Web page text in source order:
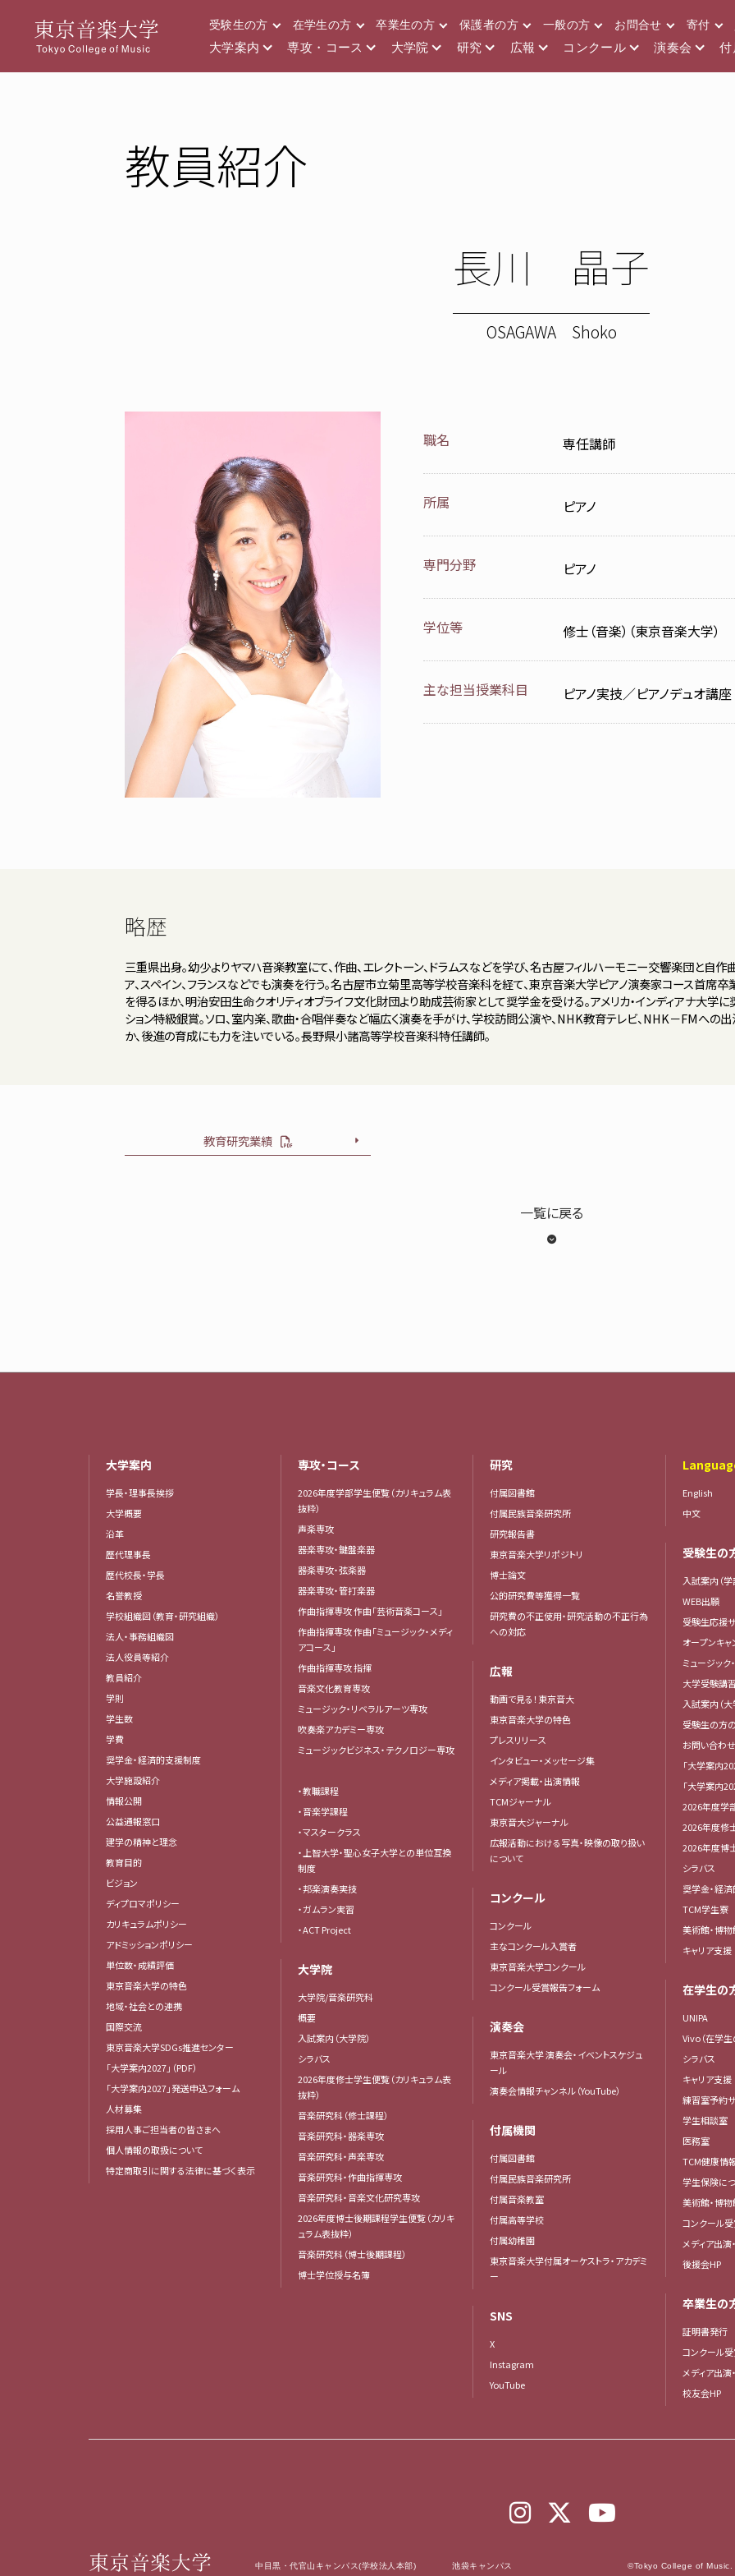
受験生の方 在学生の方 卒業生の方 保護者の方 一般の方 お問合せ 寄付
大学案内 専攻・コース 大学院 研究 広報 コンクール 演奏会 付
教員紹介
長川 晶子
OSAGAWA Shoko
職名 専任講師
所属 ピアノ
専門分野 ピアノ
学位等 修士（音楽）（東京音楽大学）
主な担当授業科目 ピアノ実技／ピアノデュオ講座
略歴
三重県出身。幼少よりヤマハ音楽教室にて、作曲、エレクトーン、ドラムスなどを学び、名古屋フィルハーモニー交響楽団と自
ア、スペイン、フランスなどでも演奏を行う。名古屋市立菊里高等学校音楽科を経て、東京音楽大学ピアノ演奏家コース首席
を得るほか、明治安田生命クオリティオブライフ文化財団より助成芸術家として奨学金を受ける。アメリカ・インディアナ大学に
ション特級銀賞。ソロ、室内楽、歌曲・合唱伴奏など幅広く演奏を手がけ、学校訪問公演や、NHK教育テレビ、NHK－FMへの
か、後進の育成にも力を注いでいる。長野県小諸高等学校音楽科特任講師。
教育研究業績
一覧に戻る
大学案内
学長・理事長挨拶
大学概要
沿革
歴代理事長
歴代校長・学長
名誉教授
学校組織図（教育・研究組織）
法人・事務組織図
法人役員等紹介
教員紹介
学則
学生数
学費
奨学金・経済的支援制度
大学施設紹介
情報公開
公益通報窓口
建学の精神と理念
教育目的
ビジョン
ディプロマポリシー
カリキュラムポリシー
アドミッションポリシー
単位数・成績評価
東京音楽大学の特色
地域・社会との連携
国際交流
東京音楽大学SDGs推進センター
「大学案内2027」（PDF）
「大学案内2027」発送申込フォーム
人材募集
採用人事ご担当者の皆さまへ
個人情報の取扱について
特定商取引に関する法律に基づく表示
専攻・コース
2026年度学部学生便覧（カリキュラム表
抜粋）
声楽専攻
器楽専攻・鍵盤楽器
器楽専攻・弦楽器
器楽専攻・管打楽器
作曲指揮専攻 作曲「芸術音楽コース」
作曲指揮専攻 作曲「ミュージック・メディ
アコース」
作曲指揮専攻 指揮
音楽文化教育専攻
ミュージック・リベラルアーツ専攻
吹奏楽アカデミー専攻
ミュージックビジネス・テクノロジー専攻
・教職課程
・音楽学課程
・マスタークラス
・上智大学・聖心女子大学との単位互換
制度
・邦楽演奏実技
・ガムラン実習
・ACT Project
大学院
大学院/音楽研究科
概要
入試案内（大学院）
シラバス
2026年度修士学生便覧（カリキュラム表
抜粋）
音楽研究科（修士課程）
音楽研究科・器楽専攻
音楽研究科・声楽専攻
音楽研究科・作曲指揮専攻
音楽研究科・音楽文化研究専攻
2026年度博士後期課程学生便覧（カリキ
ュラム表抜粋）
音楽研究科（博士後期課程）
博士学位授与名簿
研究
付属図書館
付属民族音楽研究所
研究報告書
東京音楽大学リポジトリ
博士論文
公的研究費等獲得一覧
研究費の不正使用・研究活動の不正行為
への対応
広報
動画で見る！東京音大
東京音楽大学の特色
プレスリリース
インタビュー・メッセージ集
メディア掲載・出演情報
TCMジャーナル
東京音大ジャーナル
広報活動における写真・映像の取り扱い
について
コンクール
コンクール
主なコンクール入賞者
東京音楽大学コンクール
コンクール受賞報告フォーム
演奏会
東京音楽大学 演奏会・イベントスケジュ
ール
演奏会情報チャンネル（YouTube）
付属機関
付属図書館
付属民族音楽研究所
付属音楽教室
付属高等学校
付属幼稚園
東京音楽大学付属オーケストラ・アカデミ
ー
SNS
X
Instagram
YouTube
English
中文
受験生の
入試案内（学
WEB出願
受験生応援
オープンキャ
ミュージック
大学受験講
入試案内（大
受験生の方
お問い合わせ
「大学案内
「大学案内
2026年度学
2026年度修
2026年度博
シラバス
奨学金・経
TCM学生寮
美術館・博
キャリア支援
在学生の
UNIPA
Vivo（在学生
シラバス
キャリア支援
練習室予約
学生相談室
医務室
TCM健康情
学生保険に
美術館・博
コンクール
メディア出
後援会HP
卒業生の
証明書発行
コンクール
メディア出
校友会HP
中目黒・代官山キャンパス(学校法人本部) 池袋キャンパス ©Tokyo College of Music.